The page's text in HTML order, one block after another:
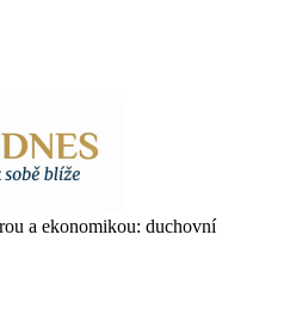
a ekonomikou: duchovní